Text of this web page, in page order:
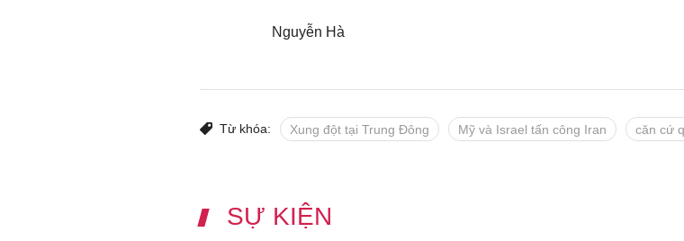
Nguyễn Hà
Từ khóa: Xung đột tại Trung Đông Mỹ và Israel tấn công Iran căn cứ
SỰ KIỆN